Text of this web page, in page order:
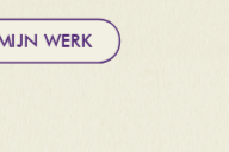
WERK